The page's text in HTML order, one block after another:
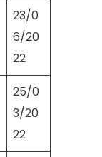
23/0
6/20
22
25/0
3/20
22